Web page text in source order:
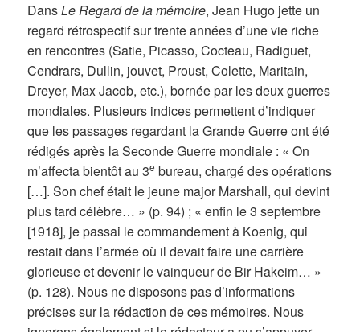
DansLe Regard de la mémoire, Jean Hugo jette un
regard rétrospectif sur trente années d’une vie riche
en rencontres (Satie, Picasso, Cocteau, Radiguet,
Cendrars, Dullin, jouvet, Proust, Colette, Maritain,
Dreyer, Max Jacob, etc.), bornée par les deux guerres
mondiales. Plusieurs indices permettent d’indiquer
que les passages regardant la Grande Guerre ont été
rédigés après la Seconde Guerre mondiale : « On
m’affecta bientôt au 3e bureau, chargé des opérations
[…]. Son chef était le jeune major Marshall, qui devint
plus tard célèbre… » (p. 94) ; « enfin le 3 septembre
[1918], je passai le commandement à Koenig, qui
restait dans l’armée où il devait faire une carrière
glorieuse et devenir le vainqueur de Bir Hakeim… »
(p. 128). Nous ne disposons pas d’informations
précises sur la rédaction de ces mémoires. Nous